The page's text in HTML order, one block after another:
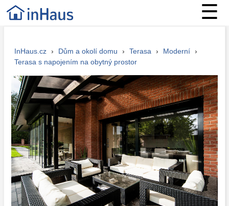
☰
InHaus.cz › Dům a okolí domu › Terasa › Moderní ›
Terasa s napojením na obytný prostor